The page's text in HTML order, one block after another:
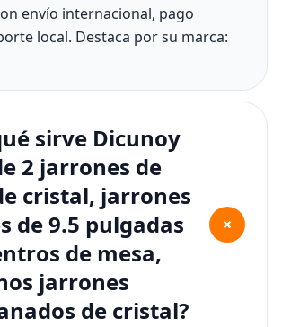
envío internacional, pago
local. Destaca por su marca:
sirve Dicunoy
2 jarrones de
cristal, jarrones
de 9.5 pulgadas
de mesa,
jarrones
de cristal?
+